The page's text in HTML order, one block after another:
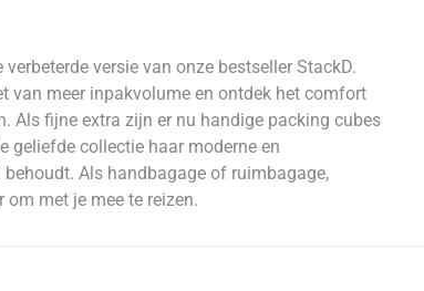
verbeterde versie van onze bestseller StackD.
van meer inpakvolume en ontdek het comfort
Als fijne extra zijn er nu handige packing cubes
geliefde collectie haar moderne en
Als handbagage of ruimbagage,
om met je mee te reizen.